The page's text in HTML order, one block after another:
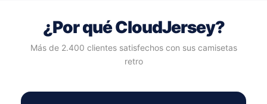
¿Por qué CloudJersey?
Más de 2.400 clientes satisfechos con sus camisetas
retro